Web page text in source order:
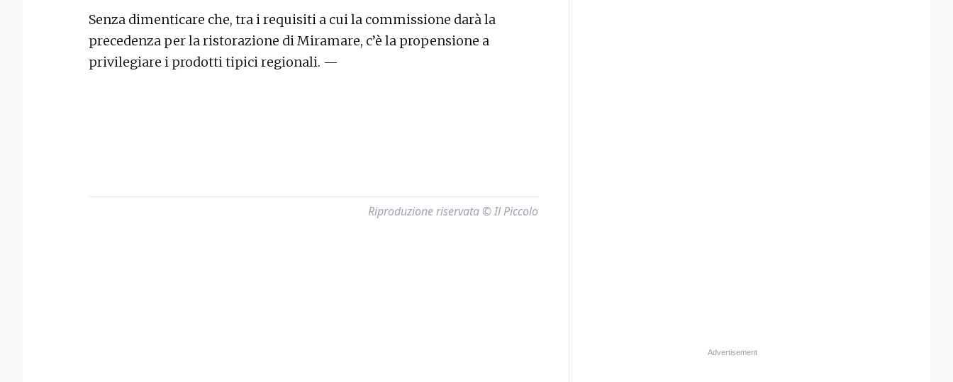
Senza dimenticare che, tra i requisiti a cui la commissione darà la
precedenza per la ristorazione di Miramare, c’è la propensione a
privilegiare i prodotti tipici regionali. —
Riproduzione riservata © Il Piccolo